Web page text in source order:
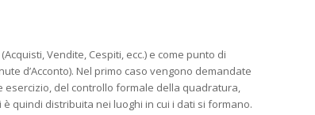
Vendite, Cespiti, ecc.) e come punto di
d’Acconto). Nel primo caso vengono demandate
del controllo formale della quadratura,
quindi distribuita nei luoghi in cui i dati si formano.